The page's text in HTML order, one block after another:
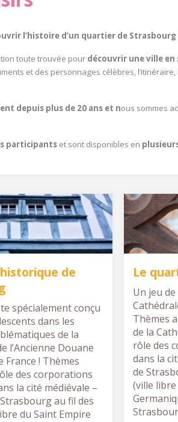
l’histoire d’un quartier de Strasbourg
toute trouvée pour découvrir une ville en
et des personnages célèbres,
depuis plus de 20 ans et nous sommes
participantset sont disponibles en
de
spécialement conçu
dans les
de la
l’Ancienne Douane
France ! Thèmes
des corporations
la cité médiévale –
au fil des
du Saint Empire
Le
Un jeu
Thèmes
de la
rôle des
dans la
de
(ville